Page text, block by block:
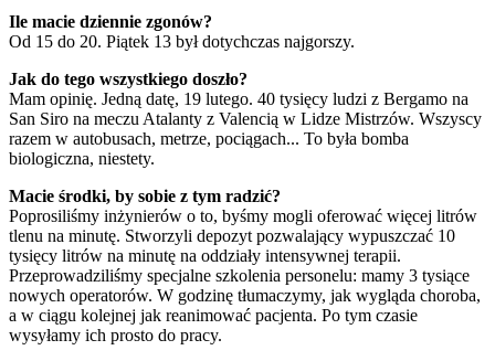
Ile macie dziennie zgonów?
Od 15 do 20. Piątek 13 był dotychczas najgorszy.
Jak do tego wszystkiego doszło?
Mam opinię. Jedną datę, 19 lutego. 40 tysięcy ludzi z Bergamo na
San Siro na meczu Atalanty z Valencią w Lidze Mistrzów. Wszyscy
razem w autobusach, metrze, pociągach... To była bomba
biologiczna, niestety.
Macie środki, by sobie z tym radzić?
Poprosiliśmy inżynierów o to, byśmy mogli oferować więcej litrów
tlenu na minutę. Stworzyli depozyt pozwalający wypuszczać 10
tysięcy litrów na minutę na oddziały intensywnej terapii.
Przeprowadziliśmy specjalne szkolenia personelu: mamy 3 tysiące
nowych operatorów. W godzinę tłumaczymy, jak wygląda choroba,
a w ciągu kolejnej jak reanimować pacjenta. Po tym czasie
wysyłamy ich prosto do pracy.